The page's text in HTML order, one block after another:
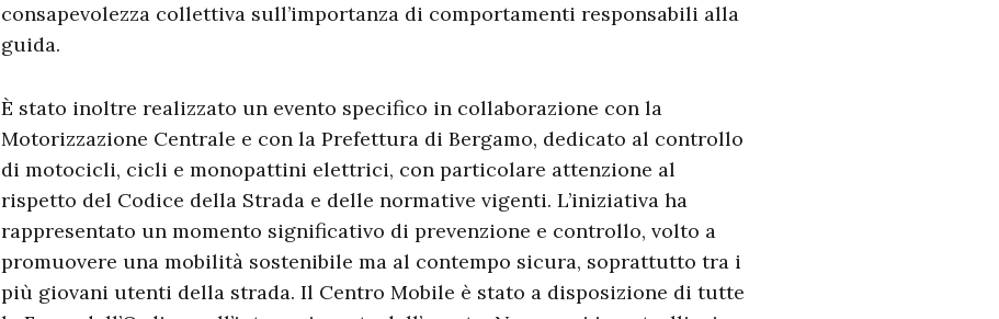
consapevolezza collettiva sull’importanza di comportamenti responsabili alla
guida.
È stato inoltre realizzato un evento specifico in collaborazione con la
Motorizzazione Centrale e con la Prefettura di Bergamo, dedicato al controllo
di motocicli, cicli e monopattini elettrici, con particolare attenzione al
rispetto del Codice della Strada e delle normative vigenti. L’iniziativa ha
rappresentato un momento significativo di prevenzione e controllo, volto a
promuovere una mobilità sostenibile ma al contempo sicura, soprattutto tra i
più giovani utenti della strada. Il Centro Mobile è stato a disposizione di tutte